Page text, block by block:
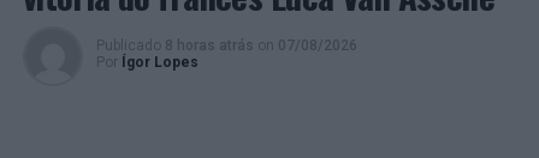
ciclovias que proporcionam aos nossos estudantes a
possibilidade de se deslocar com segurança, seja em
contexto escolar, ou recreativo”.
Publicado 8 horas atrás on 07/08/2026
Por
Ígor Lopes